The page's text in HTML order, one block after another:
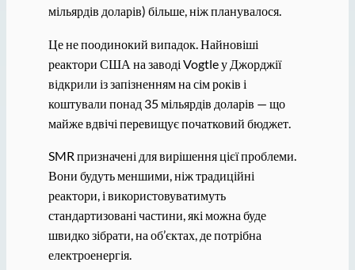
мільярдів доларів) більше, ніж планувалося.
Це не поодинокий випадок. Найновіші
реактори США на заводі Vogtle у Джорджії
відкрили із запізненням на сім років і
коштували понад 35 мільярдів доларів — що
майже вдвічі перевищує початковий бюджет.
SMR призначені для вирішення цієї проблеми.
Вони будуть меншими, ніж традиційні
реактори, і використовуватимуть
стандартизовані частини, які можна буде
швидко зібрати, на об’єктах, де потрібна
електроенергія.